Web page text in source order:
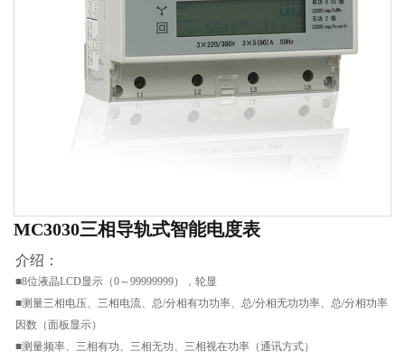
MC3030三相导轨式智能电度表
介绍：
■8位液晶LCD显示（0～99999999），轮显
■测量三相电压、三相电流、总/分相有功功率、总/分相无功功率、总/分相功率
因数（面板显示）
■测量频率、三相有功、三相无功、三相视在功率（通讯方式）